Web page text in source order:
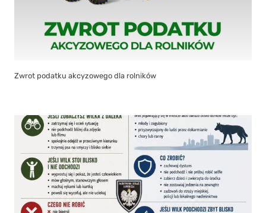
Zwrot podatku akcyzowego dla rolników